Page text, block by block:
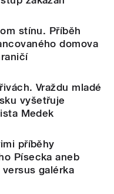
stínu. Příběh
domova
Vraždu mladé
vyšetřuje
Medek
příběhy
Písecka aneb
galérka